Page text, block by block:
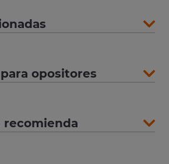
opositores
recomienda